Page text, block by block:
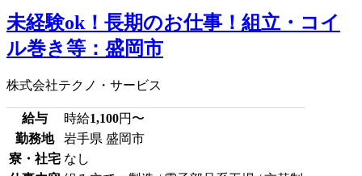
未経験ok！長期のお仕事！組立・コイ
ル巻き等：盛岡市
株式会社テクノ・サービス
給与 時給1,100円〜
勤務地
岩手県 盛岡市
寮・社宅 なし